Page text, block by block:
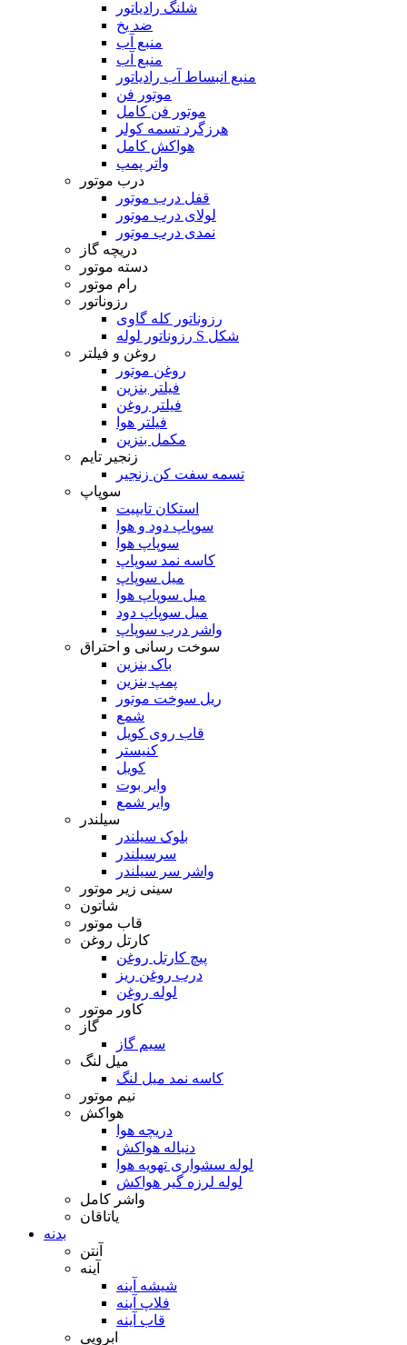
شلنگ رادیاتور
ضد یخ
منبع آب
منبع آب
منبع انبساط آب رادیاتور
موتور فن
موتور فن کامل
هرزگرد تسمه کولر
هواکش کامل
واتر پمپ
درب موتور
قفل درب موتور
لولای درب موتور
نمدی درب موتور
دریچه گاز
دسته موتور
رام موتور
رزوناتور
رزوناتور کله گاوی
رزوناتور لوله S شکل
روغن و فیلتر
روغن موتور
فیلتر بنزین
فیلتر روغن
فیلتر هوا
مکمل بنزین
زنجیر تایم
تسمه سفت کن زنجیر
سوپاپ
استکان تایپیت
سوپاپ دود و هوا
سوپاپ هوا
کاسه نمد سوپاپ
میل سوپاپ
میل سوپاپ هوا
میل سوپاپ دود
واشر درب سوپاپ
سوخت رسانی و احتراق
باک بنزین
پمپ بنزین
ریل سوخت موتور
شمع
قاب روی کویل
کنیستر
کویل
وایر بوت
وایر شمع
سیلندر
بلوک سیلندر
سرسیلندر
واشر سر سیلندر
سینی زیر موتور
شاتون
قاب موتور
کارتل روغن
پیچ کارتل روغن
درب روغن ریز
لوله روغن
کاور موتور
گاز
سیم گاز
میل لنگ
کاسه نمد میل لنگ
نیم موتور
هواکش
دریچه هوا
دنباله هواکش
لوله سشواری تهویه هوا
لوله لرزه گیر هواکش
واشر کامل
یاتاقان
بدنه
آنتن
آینه
شیشه آینه
فلاپ آینه
قاب آینه
ابرویی